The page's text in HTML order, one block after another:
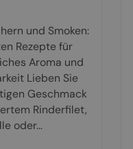
und Smoken:
Rezepte für
Aroma und
Lieben Sie
Geschmack
Rinderfilet,
oder...